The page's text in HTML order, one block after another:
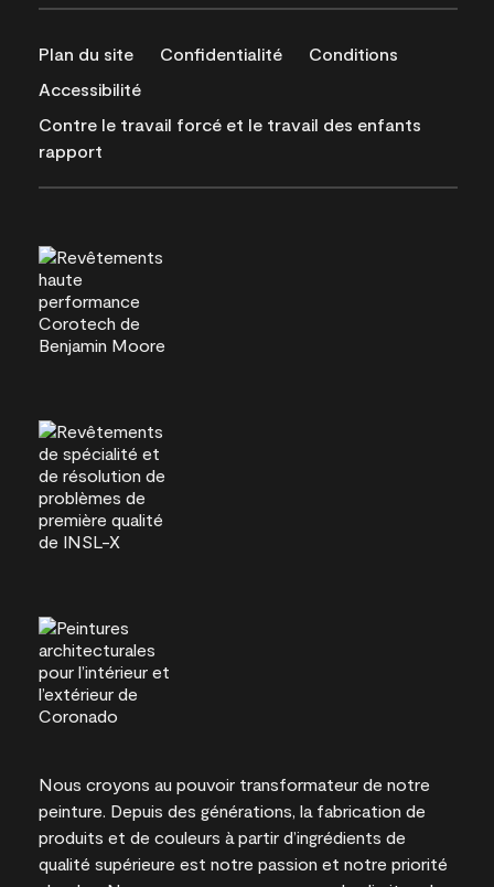
Plan du site Confidentialité
Conditions
Accessibilité
Contre le travail forcé et le travail des enfants
rapport
Nous croyons au pouvoir transformateur de notre
peinture. Depuis des générations, la fabrication de
produits et de couleurs à partir d’ingrédients de
qualité supérieure est notre passion et notre priorité